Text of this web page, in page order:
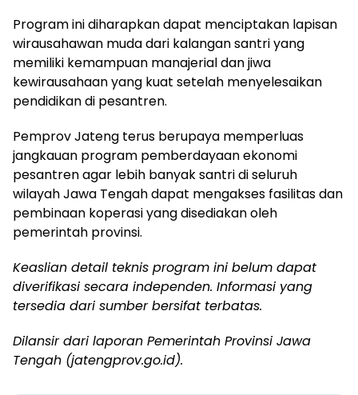
Program ini diharapkan dapat menciptakan lapisan
wirausahawan muda dari kalangan santri yang
memiliki kemampuan manajerial dan jiwa
kewirausahaan yang kuat setelah menyelesaikan
pendidikan di pesantren.
Pemprov Jateng terus berupaya memperluas
jangkauan program pemberdayaan ekonomi
pesantren agar lebih banyak santri di seluruh
wilayah Jawa Tengah dapat mengakses fasilitas dan
pembinaan koperasi yang disediakan oleh
pemerintah provinsi.
Keaslian detail teknis program ini belum dapat
diverifikasi secara independen. Informasi yang
tersedia dari sumber bersifat terbatas.
Dilansir dari laporan Pemerintah Provinsi Jawa
Tengah (jatengprov.go.id).